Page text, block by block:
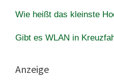
Wie heißt das kleinste
Gibt es WLAN in
Anzeige